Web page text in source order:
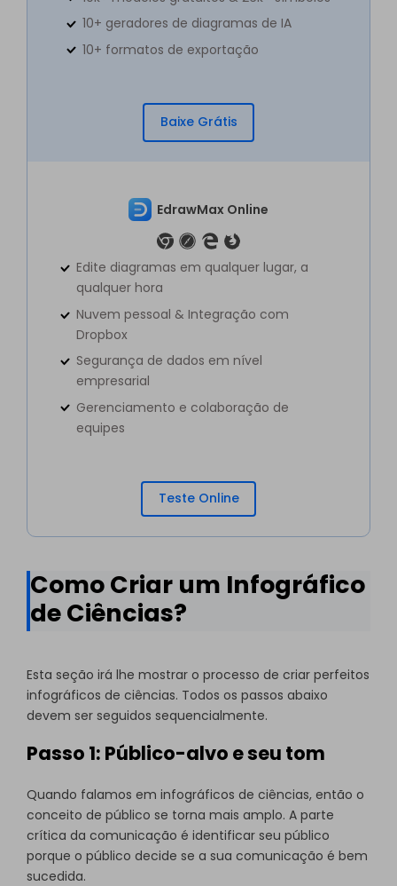
10+ geradores de diagramas de IA
10+ formatos de exportação
Baixe Grátis
EdrawMax Online
Edite diagramas em qualquer lugar, a
qualquer hora
Nuvem pessoal & Integração com
Dropbox
Segurança de dados em nível
empresarial
Gerenciamento e colaboração de
equipes
Teste Online
Como Criar um Infográfico
de Ciências?
Esta seção irá lhe mostrar o processo de criar perfeitos
infográficos de ciências. Todos os passos abaixo
devem ser seguidos sequencialmente.
Passo 1: Público-alvo e seu tom
Quando falamos em infográficos de ciências, então o
conceito de público se torna mais amplo. A parte
crítica da comunicação é identificar seu público
porque o público decide se a sua comunicação é bem
sucedida.